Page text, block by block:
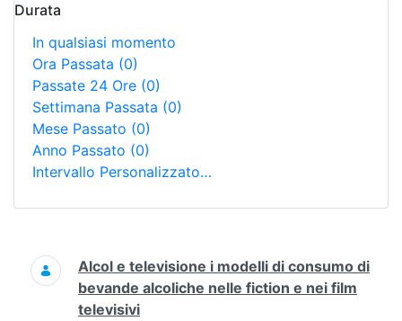
Durata
In qualsiasi momento
Ora Passata (0)
Passate 24 Ore (0)
Settimana Passata (0)
Mese Passato (0)
Anno Passato (0)
Intervallo Personalizzato…
Ricerca
Alcol e televisione i modelli di consumo di
bevande alcoliche nelle fiction e nei film
televisivi